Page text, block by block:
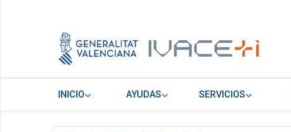
INICIO AYUDAS SERVICIOS